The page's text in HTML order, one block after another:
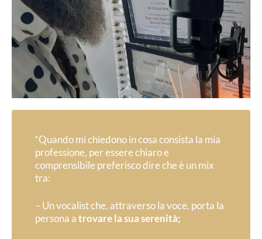
“Quando mi chiedono in cosa consista la mia
professione, per essere chiaro e
comprensibile preferisco dire che è un mix
tra:
– Un vocalist che, attraverso la voce, porta la
persona atrovare la sua serenità;